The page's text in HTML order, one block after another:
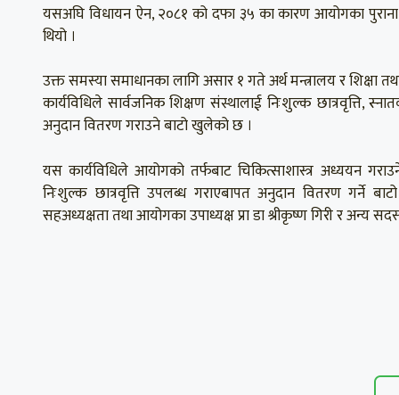
यसअघि विधायन ऐन, २०८१ को दफा ३५ का कारण आयोगका पुराना
थियो ।
उक्त समस्या समाधानका लागि असार १ गते अर्थ मन्त्रालय र शिक्षा
कार्यविधिले सार्वजनिक शिक्षण संस्थालाई निःशुल्क छात्रवृत्ति,
अनुदान वितरण गराउने बाटो खुलेको छ ।
यस कार्यविधिले आयोगको तर्फबाट चिकित्साशास्त्र अध्ययन
निःशुल्क छात्रवृत्ति उपलब्ध गराएबापत अनुदान वितरण गर्ने
सहअध्यक्षता तथा आयोगका उपाध्यक्ष प्रा डा श्रीकृष्ण गिरी र अन्य